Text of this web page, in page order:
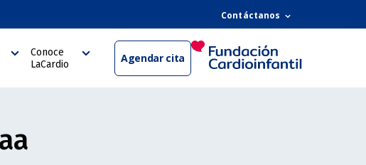
Contáctanos
Conoce
LaCardio
Agendar cita